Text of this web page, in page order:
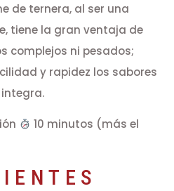
de ternera, al ser una
tiene la gran ventaja de
complejos ni pesados;
y rapidez los sabores
10 minutos (más el